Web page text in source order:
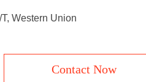
Western Union
Contact Now